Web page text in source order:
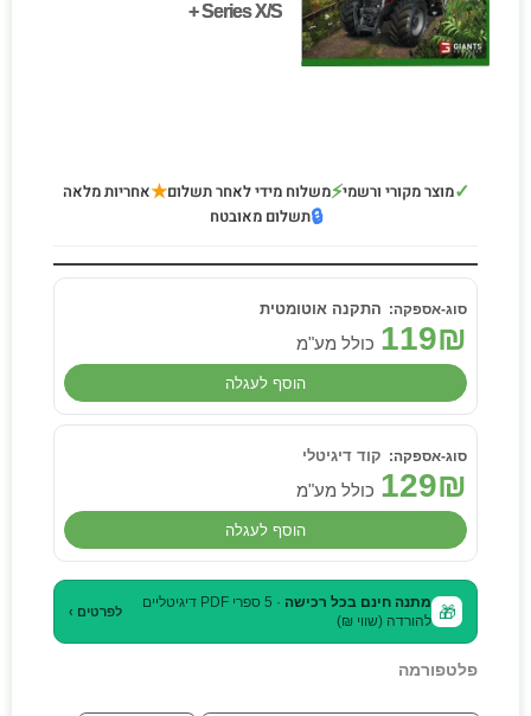
+ Series X/S
+ Series X/S
✓מוצר מקורי ורשמי⚡משלוח מידי לאחר תשלום★אחריות מלאה
🔒תשלום מאובטח
התקנה אוטומטית
119₪ כולל מע"מ
הוסף לעגלה
קוד דיגיטלי
129₪ כולל מע"מ
הוסף לעגלה
🎁 מתנה חינם בכל רכישה
· 5 ספרי PDF דיגיטליים
להורדה (שווי ₪)
לפרטים ›
פלטפורמה